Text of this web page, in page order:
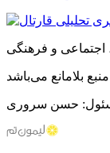
و فرهنگی
حسن سروری